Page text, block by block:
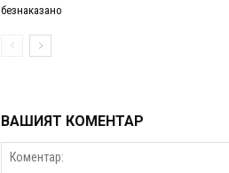
безнаказано
ВАШИЯТ КОМЕНТАР